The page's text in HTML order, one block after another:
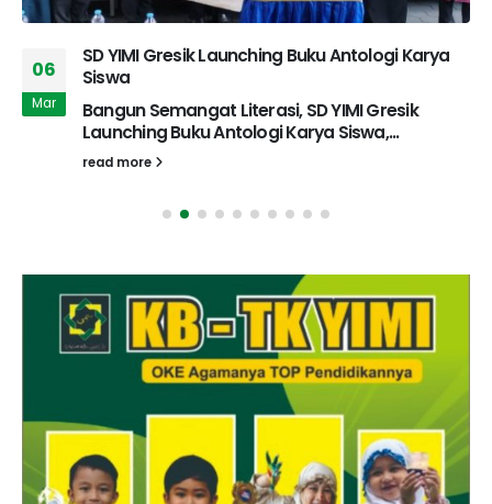
06
Mar
SD YIMI Gresik Launching Buku Antologi Karya
Siswa
Bangun Semangat Literasi, SD YIMI Gresik
Launching Buku Antologi Karya Siswa,...
read more